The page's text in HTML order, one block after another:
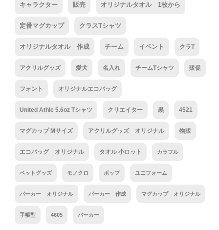
キャラクター 販売 オリジナルタオル 1枚から
定番マグカップ クラスTシャツ
オリジナルタオル 作成 チーム イベント クラT
アクリルグッズ 愛犬 名入れ チームTシャツ 販促
フォント オリジナルエコバッグ
United Athle 5.6oz Tシャツ クリエイター 黒 4521
マグカップ Mサイズ アクリルグッズ オリジナル 物販
エコバッグ オリジナル タオル 小ロット カラフル
ペットグッズ モノクロ ポップ ユニフォーム
パーカー オリジナル パーカー 作成 マグカップ オリジナル
手帳型 4605 パーカー